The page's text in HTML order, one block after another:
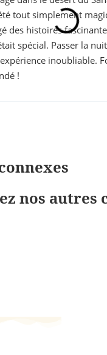
tout simplement
des histoires
spécial. Passer la
inoubliable.
!
nos autres